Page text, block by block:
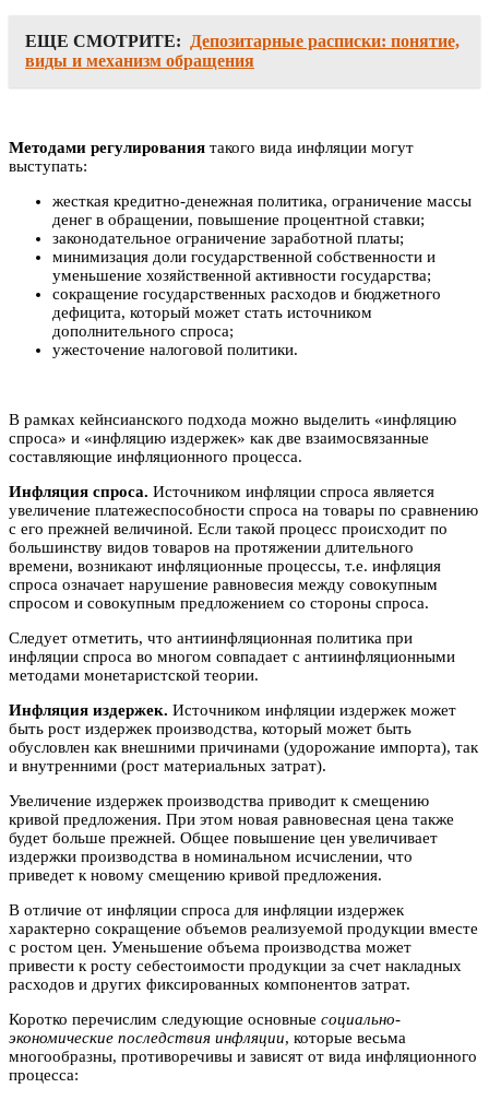
ЕЩЕ СМОТРИТЕ:
Депозитарные расписки: понятие,
виды и механизм обращения
Методами регулирования такого вида инфляции могут
выступать:
жесткая кредитно-денежная политика, ограничение массы
денег в обращении, повышение процентной ставки;
законодательное ограничение заработной платы;
минимизация доли государственной собственности и
уменьшение хозяйственной активности государства;
сокращение государственных расходов и бюджетного
дефицита, который может стать источником
дополнительного спроса;
ужесточение налоговой политики.
В рамках кейнсианского подхода можно выделить «инфляцию
спроса» и «инфляцию издержек» как две взаимосвязанные
составляющие инфляционного процесса.
Инфляция спроса. Источником инфляции спроса является
увеличение платежеспособности спроса на товары по сравнению
с его прежней величиной. Если такой процесс происходит по
большинству видов товаров на протяжении длительного
времени, возникают инфляционные процессы, т.е. инфляция
спроса означает нарушение равновесия между совокупным
спросом и совокупным предложением со стороны спроса.
Следует отметить, что антиинфляционная политика при
инфляции спроса во многом совпадает с антиинфляционными
методами монетаристской теории.
Инфляция издержек. Источником инфляции издержек может
быть рост издержек производства, который может быть
обусловлен как внешними причинами (удорожание импорта), так
и внутренними (рост материальных затрат).
Увеличение издержек производства приводит к смещению
кривой предложения. При этом новая равновесная цена также
будет больше прежней. Общее повышение цен увеличивает
издержки производства в номинальном исчислении, что
приведет к новому смещению кривой предложения.
В отличие от инфляции спроса для инфляции издержек
характерно сокращение объемов реализуемой продукции вместе
с ростом цен. Уменьшение объема производства может
привести к росту себестоимости продукции за счет накладных
расходов и других фиксированных компонентов затрат.
Коротко перечислим следующие основные социально-
экономические последствия инфляции, которые весьма
многообразны, противоречивы и зависят от вида инфляционного
процесса: